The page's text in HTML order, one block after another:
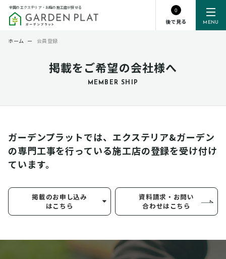
MENU
全国のエクステリア・お庭の施工店が探せる
0
後で見る
掲載をご希望の会社様へ
MEMBER SHIP
ホーム ー 会員登録
ガーデンプラットでは、エクステリア&ガーデン
の専門工事を行っている施工店の登録を受け付け
ています。
掲載のお申し込み
はこちら
資料請求・お問い
合わせはこちら